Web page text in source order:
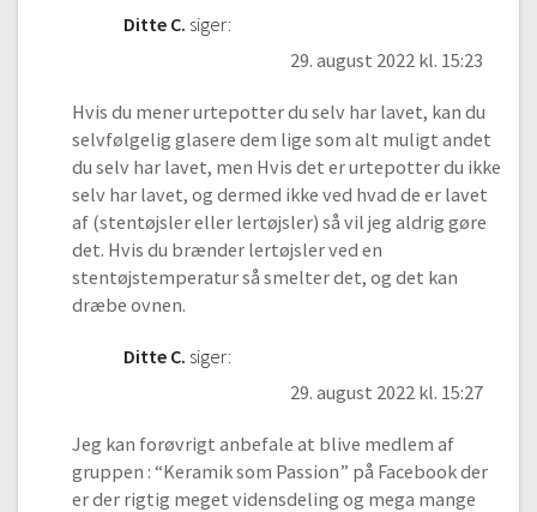
Ditte C. siger:
29. august 2022 kl. 15:23
Hvis du mener urtepotter du selv har lavet, kan du
selvfølgelig glasere dem lige som alt muligt andet
du selv har lavet, men Hvis det er urtepotter du ikke
selv har lavet, og dermed ikke ved hvad de er lavet
af (stentøjsler eller lertøjsler) så vil jeg aldrig gøre
det. Hvis du brænder lertøjsler ved en
stentøjstemperatur så smelter det, og det kan
dræbe ovnen.
Ditte C. siger:
29. august 2022 kl. 15:27
Jeg kan forøvrigt anbefale at blive medlem af
gruppen : “Keramik som Passion” på Facebook der
er der rigtig meget vidensdeling og mega mange